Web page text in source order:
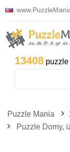
13408
Puzzle Mania
Puzzle Domy,